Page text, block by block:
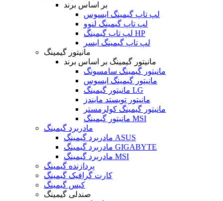
بر اساس برند
لپ تاپ گیمینگ ایسوس
لپ تاپ گیمینگ لنوو
لپ تاپ گیمینگ HP
لپ تاپ گیمینگ ایسر
مانیتور گیمینگ
مانیتور گیمینگ بر اساس برند
مانیتور گیمینگ سامسونگ
مانیتور گیمینگ ایسوس
مانیتور گیمینگ LG
مانیتور تویستد مایندز
مانیتور گیمینگ کولرمستر
مانیتور گیمینگ MSI
مادربرد گیمینگ
مادربرد گیمینگ ASUS
مادربرد گیمینگ GIGABYTE
مادربرد گیمینگ MSI
پردازنده گیمینگ
کارت گرافیک گیمینگ
کیس گیمینگ
صندلی گیمینگ